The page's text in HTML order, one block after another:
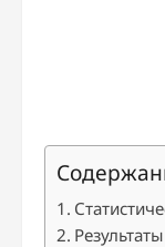
Результаты